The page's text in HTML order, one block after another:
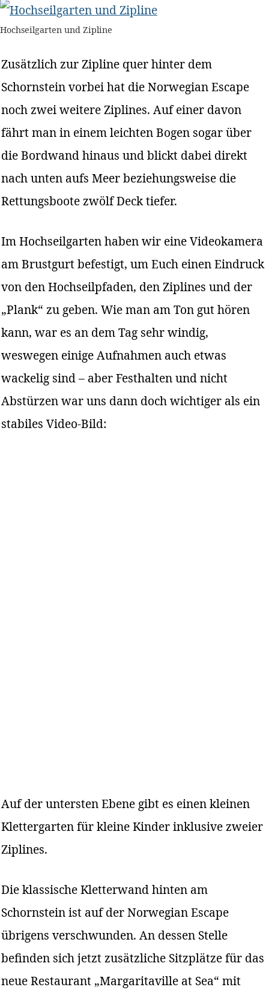
Hochseilgarten und Zipline
Zusätzlich zur Zipline quer hinter dem
Schornstein vorbei hat die Norwegian Escape
noch zwei weitere Ziplines. Auf einer davon
fährt man in einem leichten Bogen sogar über
die Bordwand hinaus und blickt dabei direkt
nach unten aufs Meer beziehungsweise die
Rettungsboote zwölf Deck tiefer.
Im Hochseilgarten haben wir eine Videokamera
am Brustgurt befestigt, um Euch einen Eindruck
von den Hochseilpfaden, den Ziplines und der
„Plank“ zu geben. Wie man am Ton gut hören
kann, war es an dem Tag sehr windig,
weswegen einige Aufnahmen auch etwas
wackelig sind – aber Festhalten und nicht
Abstürzen war uns dann doch wichtiger als ein
stabiles Video-Bild:
Auf der untersten Ebene gibt es einen kleinen
Klettergarten für kleine Kinder inklusive zweier
Ziplines.
Die klassische Kletterwand hinten am
Schornstein ist auf der Norwegian Escape
übrigens verschwunden. An dessen Stelle
befinden sich jetzt zusätzliche Sitzplätze für das
neue Restaurant „Margaritaville at Sea“ mit